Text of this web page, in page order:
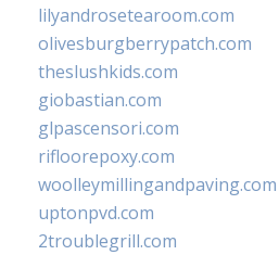
lilyandrosetearoom.com
olivesburgberrypatch.com
theslushkids.com
giobastian.com
glpascensori.com
rifloorepoxy.com
woolleymillingandpaving.com
uptonpvd.com
2troublegrill.com